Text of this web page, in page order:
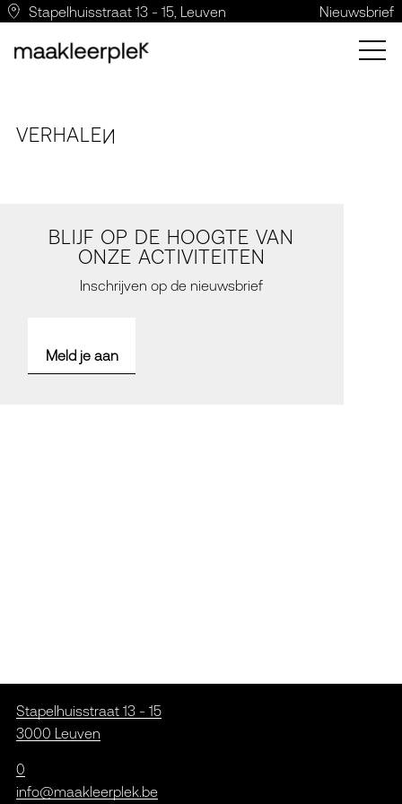
Stapelhuisstraat 13 - 15, Leuven Nieuwsbrief
VERHALEN
BLIJF OP DE HOOGTE VAN
ONZE ACTIVITEITEN
Inschrijven op de nieuwsbrief
Meld je aan
Stapelhuisstraat 13 - 15
3000 Leuven
0
info@maakleerplek.be